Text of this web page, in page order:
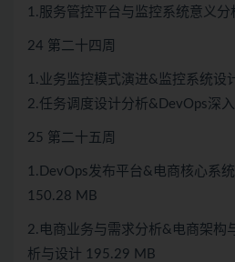
1.服务管控平台与监控系统意义
24 第二十四周
1.业务监控模式演进&监控系统设
2.任务调度设计分析&DevOps深
25 第二十五周
1.DevOps发布平台&电商核心系
150.28 MB
2.电商业务与需求分析&电商架构
析与设计 195.29 MB